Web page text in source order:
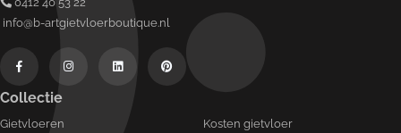
info@b-artgietvloerboutique.nl
Collectie
Gietvloeren
Kosten gietvloer